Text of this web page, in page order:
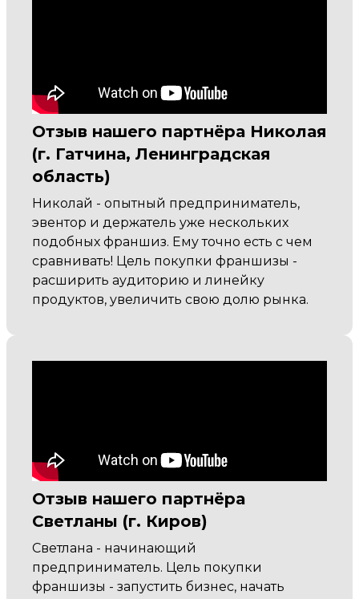
Отзыв нашего партнёра Николая
(г. Гатчина, Ленинградская
область)
Николай - опытный предприниматель,
эвентор и держатель уже нескольких
подобных франшиз. Ему точно есть с чем
сравнивать! Цель покупки франшизы -
расширить аудиторию и линейку
продуктов, увеличить свою долю рынка.
Отзыв нашего партнёра
Светланы (г. Киров)
Светлана - начинающий
предприниматель. Цель покупки
франшизы - запустить бизнес, начать